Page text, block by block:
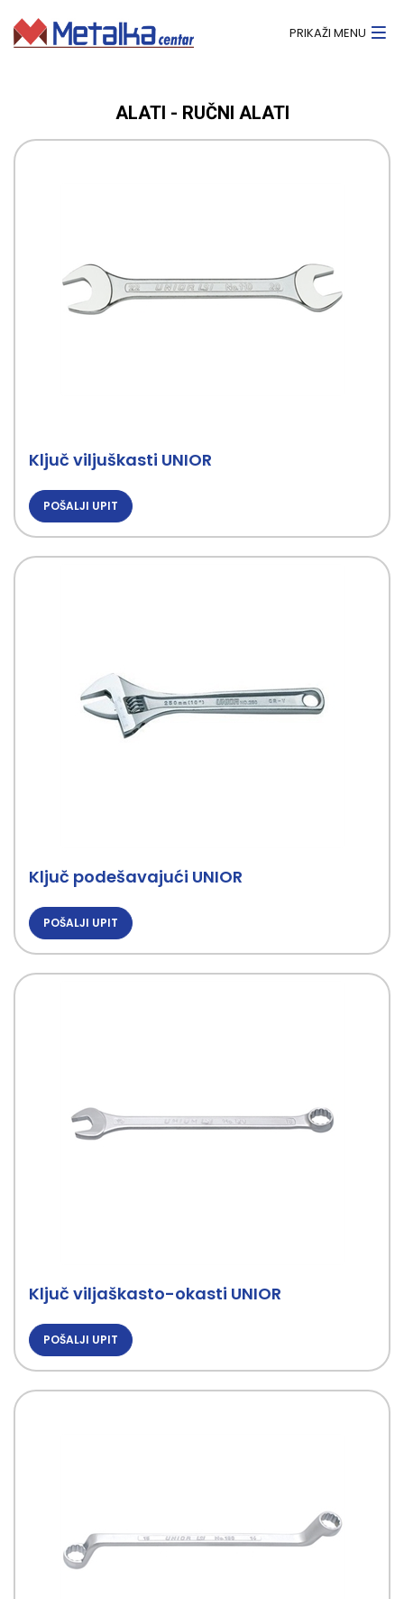
PRIKAŽI MENU
ALATI - RUČNI ALATI
Ključ viljuškasti UNIOR
POŠALJI UPIT
Ključ podešavajući UNIOR
POŠALJI UPIT
Ključ viljaškasto-okasti UNIOR
POŠALJI UPIT